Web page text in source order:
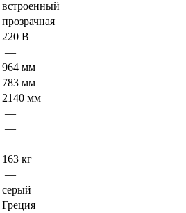
встроенный
прозрачная
220 В
—
964 мм
783 мм
2140 мм
—
—
—
163 кг
—
серый
Греция